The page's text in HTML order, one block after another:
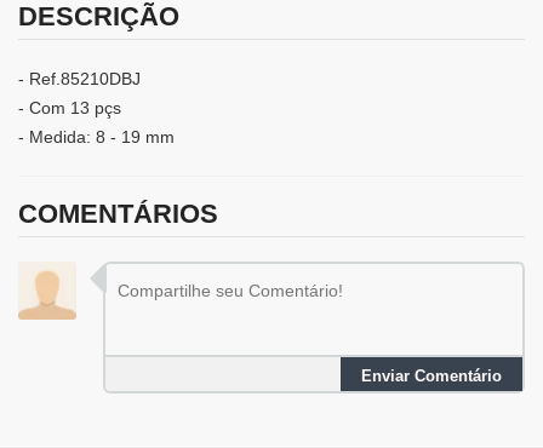
DESCRIÇÃO
- Ref.85210DBJ
- Com 13 pçs
- Medida: 8 - 19 mm
COMENTÁRIOS
Enviar Comentário